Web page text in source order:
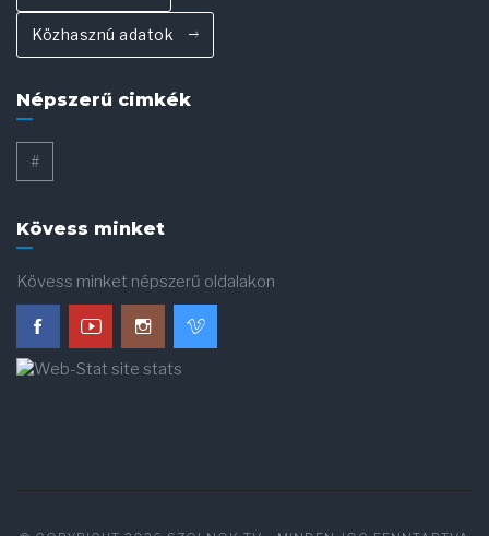
Közhasznú adatok
Népszerű cimkék
#
Kövess minket
Kövess minket népszerű oldalakon